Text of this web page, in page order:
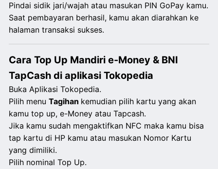
Pindai sidik jari/wajah atau masukan PIN GoPay kamu.
Saat pembayaran berhasil, kamu akan diarahkan ke
halaman transaksi sukses.
Cara Top Up Mandiri e-Money & BNI
TapCash di aplikasi Tokopedia
Buka Aplikasi Tokopedia.
Pilih menu Tagihan kemudian pilih kartu yang akan
kamu top up, e-Money atau Tapcash.
Jika kamu sudah mengaktifkan NFC maka kamu bisa
tap kartu di HP kamu atau masukan Nomor Kartu
yang dimiliki.
Pilih nominal Top Up.